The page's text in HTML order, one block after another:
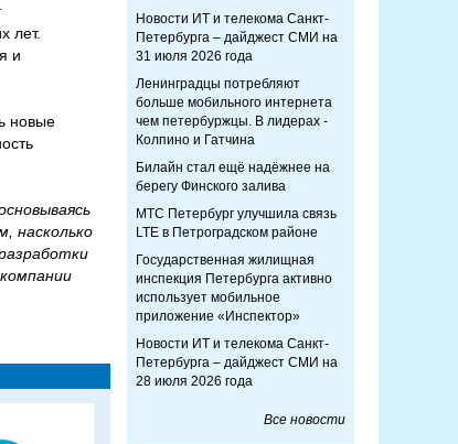
лет.
и
новые
насколько
Новости ИТ и телекома Санкт-
Петербурга – дайджест СМИ на
31 июля 2026 года
Ленинградцы потребляют
больше мобильного интернета
чем петербуржцы. В лидерах -
Колпино и Гатчина
Билайн стал ещё надёжнее на
берегу Финского залива
МТС Петербург улучшила связь
LTE в Петроградском районе
Государственная жилищная
инспекция Петербурга активно
использует мобильное
приложение «Инспектор»
Новости ИТ и телекома Санкт-
Петербурга – дайджест СМИ на
28 июля 2026 года
Все новости